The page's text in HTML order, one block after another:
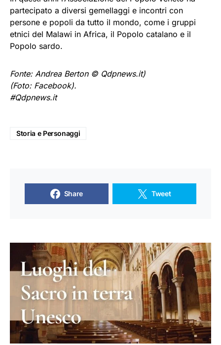
partecipato a diversi gemellaggi e incontri con
persone e popoli da tutto il mondo, come i gruppi
etnici del Malawi in Africa, il Popolo catalano e il
Popolo sardo.
Fonte: Andrea Berton © Qdpnews.it)
(Foto: Facebook).
#Qdpnews.it
Storia e Personaggi
Share Tweet